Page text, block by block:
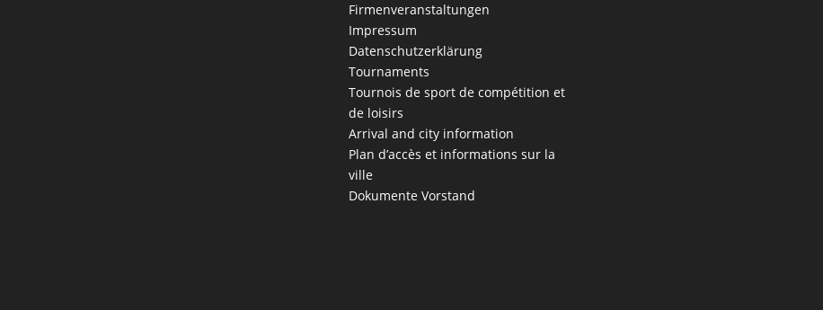
Firmenveranstaltungen
Impressum
Datenschutzerklärung
Tournaments
Tournois de sport de compétition et
de loisirs
Arrival and city information
Plan d’accès et informations sur la
ville
Dokumente Vorstand